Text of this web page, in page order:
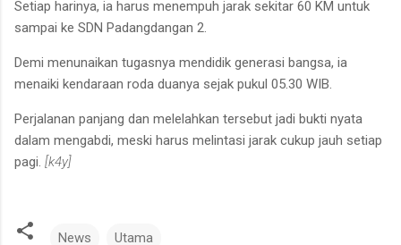
Setiap harinya, ia harus menempuh jarak sekitar 60 KM untuk
sampai ke SDN Padangdangan 2.
​Demi menunaikan tugasnya mendidik generasi bangsa, ia
menaiki kendaraan roda duanya sejak pukul 05.30 WIB.
Perjalanan panjang dan melelahkan tersebut jadi bukti nyata
dalam mengabdi, meski harus melintasi jarak cukup jauh setiap
pagi. [k4y]
News Utama